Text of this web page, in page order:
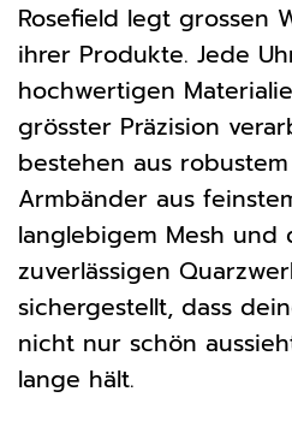
Rosefield legt grossen
ihrer Produkte. Jede
hochwertigen
grösster Präzision
bestehen aus
Armbänder aus
langlebigem Mesh und
zuverlässigen
sichergestellt, dass
nicht nur schön
lange hält.